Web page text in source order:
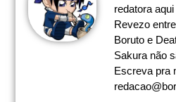
redatora
Revezo
Boruto e
Sakura não
Escreva pra